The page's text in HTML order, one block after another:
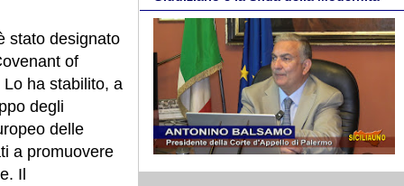
stato designato
of
Lo ha stabilito, a
degli
delle
a promuovere
Il